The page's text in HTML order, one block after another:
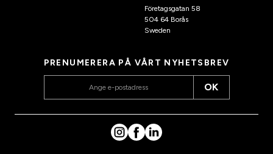
Företagsgatan 58
504 64 Borås
Sweden
PRENUMERERA PÅ VÅRT NYHETSBREV
OK